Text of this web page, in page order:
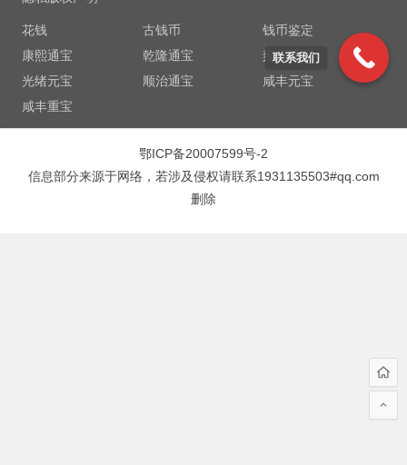
花钱 古钱币
钱币鉴定
康熙通宝
乾隆通宝
雍正通宝
光绪元宝
顺治通宝
咸丰元宝
咸丰重宝
鄂ICP备20007599号-2
信息部分来源于网络，若涉及侵权请联系1931135503#qq.com
删除
联系我们